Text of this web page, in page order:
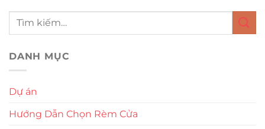
DANH MỤC
Dự án
Hướng Dẫn Chọn Rèm Cửa